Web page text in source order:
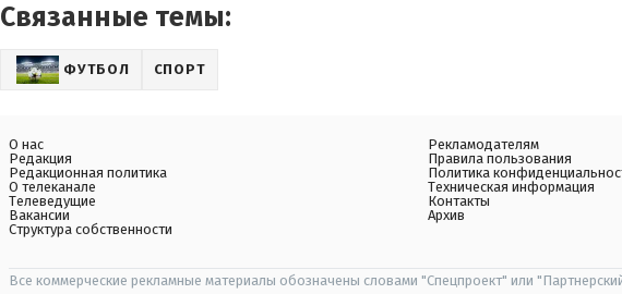
Связанные темы:
ФУТБОЛ СПОРТ
О нас
Редакция
Редакционная политика
О телеканале
Телеведущие
Вакансии
Структура собственности
Рекламодателям
Правила пользования
Политика
Техническая информация
Контакты
Архив
Все коммерческие рекламные материалы обозначены словами "Спецпроект" или